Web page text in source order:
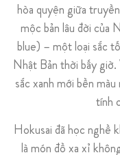
hòa quyện giữa
mộc bản lâu đời của
blue) – một loại sắc
Nhật Bản thời bấy giờ.
sắc xanh mới bền
tính
Hokusai đã học nghề
là món đồ xa xỉ